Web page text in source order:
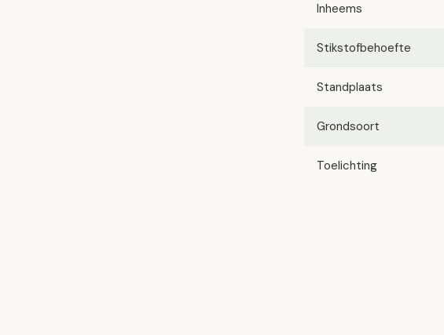
Inheems
Stikstofbehoefte
Standplaats
Grondsoort
Toelichting